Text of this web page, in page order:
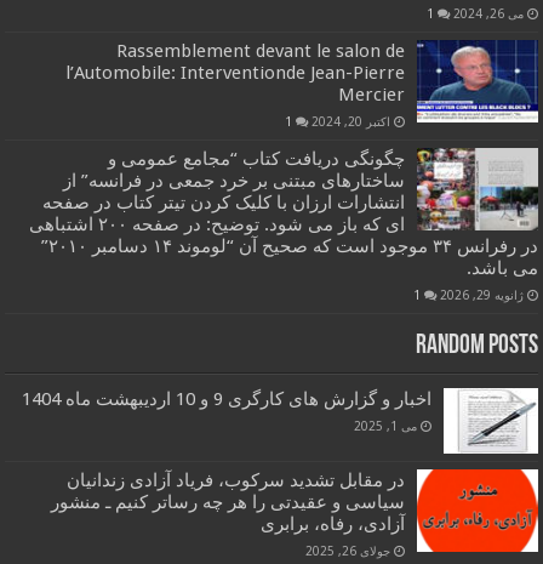
می 26, 2024 1
Rassemblement devant le salon de
l’Automobile: Interventionde Jean-Pierre
Mercier
اکتبر 20, 2024 1
چگونگی دریافت کتاب “مجامع عمومی و
ساختارهای مبتنی بر خرد جمعی در فرانسه” از
انتشارات ارزان با کلیک کردن تیتر کتاب در صفحه
ای که باز می شود. توضیح: در صفحه ۲۰۰ اشتباهی
در رفرانس ۳۴ موجود است که صحیح آن “لوموند ۱۴ دسامبر ۲۰۱۰”
می باشد.
ژانویه 29, 2026 1
Random Posts
اخبار و گزارش های کارگری 9 و 10 اردیبهشت ماه 1404
می 1, 2025
در مقابل تشدید سرکوب، فریاد آزادی زندانیان
سیاسی و عقیدتی را هر چه رساتر کنیم ـ منشور
آزادی، رفاه، برابری
جولای 26, 2025